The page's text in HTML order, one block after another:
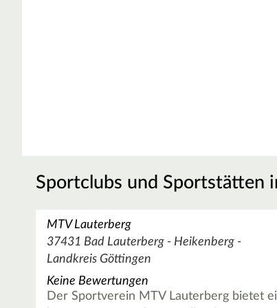
Sportclubs und Sportstätten
MTV Lauterberg
37431 Bad Lauterberg - Heikenberg -
Landkreis Göttingen
Keine Bewertungen
Der Sportverein MTV Lauterberg bietet